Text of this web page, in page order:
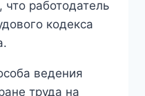
работодатель
кодекса
ведения
труда на